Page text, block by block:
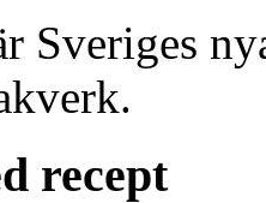
Sveriges
recept